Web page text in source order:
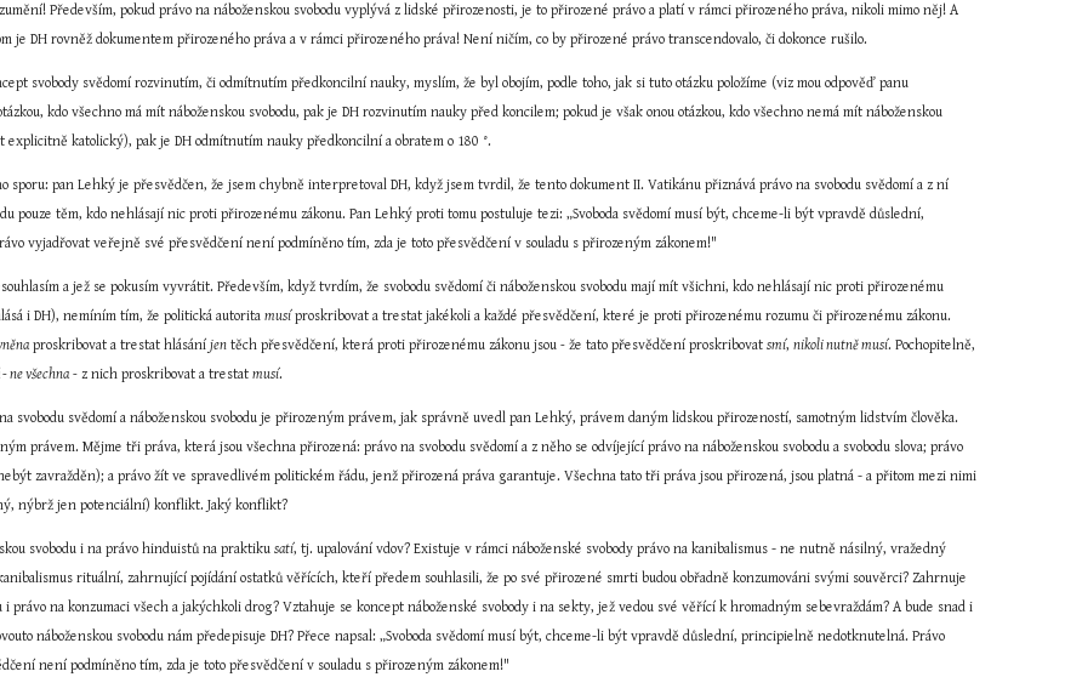
Především, pokud právo na náboženskou svobodu vyplývá z lidské přirozenosti, je to přirozené právo a platí v rámci přirozeného práva, nikoli mimo něj! A
je DH rovněž dokumentem přirozeného práva a v rámci přirozeného práva! Není ničím, co by přirozené právo transcendovalo, či dokonce rušilo.
svobody svědomí rozvinutím, či odmítnutím předkoncilní nauky, myslím, že byl obojím, podle toho, jak si tuto otázku položíme (viz mou odpověď panu
kdo všechno má mít náboženskou svobodu, pak je DH rozvinutím nauky před koncilem; pokud je však onou otázkou, kdo všechno nemá mít náboženskou
explicitně katolický), pak je DH odmítnutím nauky předkoncilní a obratem o 180 °.
sporu: pan Lehký je přesvědčen, že jsem chybně interpretoval DH, když jsem tvrdil, že tento dokument II. Vatikánu přiznává právo na svobodu svědomí a z ní
pouze těm, kdo nehlásají nic proti přirozenému zákonu. Pan Lehký proti tomu postuluje tezi: „Svoboda svědomí musí být, chceme-li být vpravdě důslední,
vyjadřovat veřejně své přesvědčení není podmíněno tím, zda je toto přesvědčení v souladu s přirozeným zákonem!"
a jež se pokusím vyvrátit. Především, když tvrdím, že svobodu svědomí či náboženskou svobodu mají mít všichni, kdo nehlásají nic proti přirozenému
i DH), nemíním tím, že politická autorita musí proskribovat a trestat jakékoli a každé přesvědčení, které je proti přirozenému rozumu či přirozenému zákonu.
proskribovat a trestat hlásání jen těch přesvědčení, která proti přirozenému zákonu jsou - že tato přesvědčení proskribovat smí, nikoli nutně musí. Pochopitelně,
ne všechna - z nich proskribovat a trestat musí.
svobodu svědomí a náboženskou svobodu je přirozeným právem, jak správně uvedl pan Lehký, právem daným lidskou přirozeností, samotným lidstvím člověka.
právem. Mějme tři práva, která jsou všechna přirozená: právo na svobodu svědomí a z něho se odvíjející právo na náboženskou svobodu a svobodu slova; právo
zavražděn); a právo žít ve spravedlivém politickém řádu, jenž přirozená práva garantuje. Všechna tato tři práva jsou přirozená, jsou platná - a přitom mezi nimi
nýbrž jen potenciální) konflikt. Jaký konflikt?
svobodu i na právo hinduistů na praktiku satí, tj. upalování vdov? Existuje v rámci náboženské svobody právo na kanibalismus - ne nutně násilný, vražedný
rituální, zahrnující pojídání ostatků věřících, kteří předem souhlasili, že po své přirozené smrti budou obřadně konzumováni svými souvěrci? Zahrnuje
i právo na konzumaci všech a jakýchkoli drog? Vztahuje se koncept náboženské svobody i na sekty, jež vedou své věřící k hromadným sebevraždám? A bude snad i
náboženskou svobodu nám předepisuje DH? Přece napsal: „Svoboda svědomí musí být, chceme-li být vpravdě důslední, principielně nedotknutelná. Právo
není podmíněno tím, zda je toto přesvědčení v souladu s přirozeným zákonem!"